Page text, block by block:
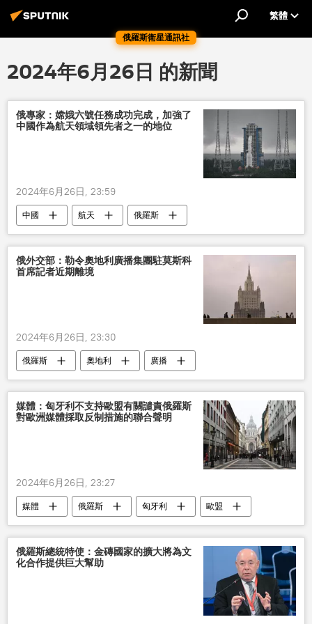
俄羅斯衛星通訊社
繁體
2024年6月26日 的新聞
俄專家：嫦娥六號任務成功完成，加強了
中國作為航天領域領先者之一的地位
2024年6月26日, 23:59
中國 航天 俄羅斯
俄外交部：勒令奧地利廣播集團駐莫斯科
首席記者近期離境
2024年6月26日, 23:30
俄羅斯 奧地利 廣播
媒體：匈牙利不支持歐盟有關譴責俄羅斯
對歐洲媒體採取反制措施的聯合聲明
2024年6月26日, 23:27
媒體 俄羅斯 匈牙利 歐盟
俄羅斯總統特使：金磚國家的擴大將為文
化合作提供巨大幫助